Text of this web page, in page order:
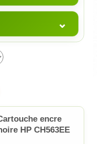
⌄
encre
HP CH563EE